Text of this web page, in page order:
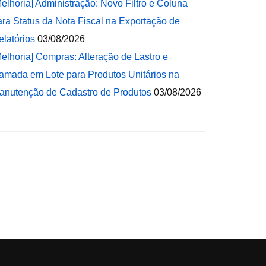
Administração: Novo Filtro e Coluna
Status da Nota Fiscal na Exportação de
03/08/2026
Compras: Alteração de Lastro e
em Lote para Produtos Unitários na
de Cadastro de Produtos 03/08/2026